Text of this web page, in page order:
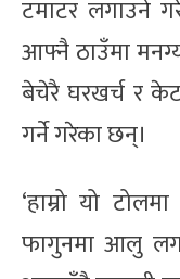
टमाटर लगाउने
आफ्नै ठाउँमा
बेचेरै घरखर्च र
गर्ने गरेका छन्।
‘हाम्रो यो
फागुनमा आलु